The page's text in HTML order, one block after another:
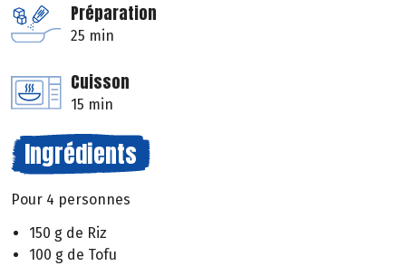
Préparation
25 min
Cuisson
15 min
Ingrédients
Pour 4 personnes
150 g de Riz
100 g de Tofu